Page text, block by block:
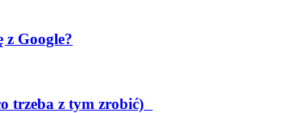
Google?
trzeba z tym zrobić)